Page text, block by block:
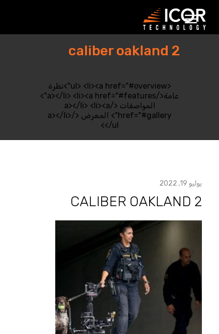
المحتوى
caliber oakland 2
<ul> <li><a href="#overview">نظرة
عامة</a></li> <li><a href="#features">
المواصفات </a></li> <li><a
href="#gallery"> المعرض </a></li>
</ul>
يوليو 19, 2022
CALIBER OAKLAND 2